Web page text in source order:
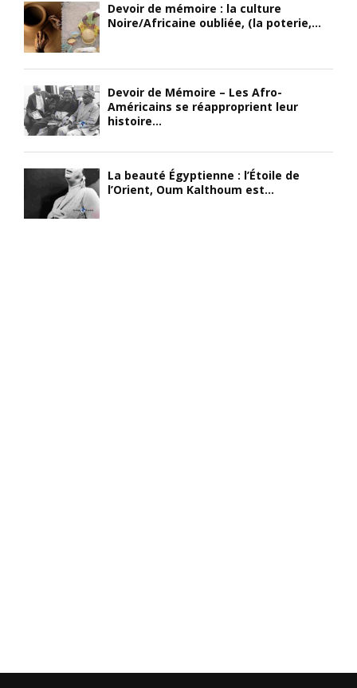
Devoir de mémoire : la culture
Noire/Africaine oubliée, (la poterie,...
Devoir de Mémoire – Les Afro-
Américains se réapproprient leur
histoire...
La beauté Égyptienne : l’Étoile de
l’Orient, Oum Kalthoum est...